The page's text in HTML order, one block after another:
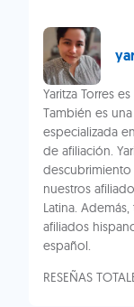
Yaritza Torres
También es
especializada
de afiliación.
nuestros
Latina.
afiliados
español.
RESEÑAS